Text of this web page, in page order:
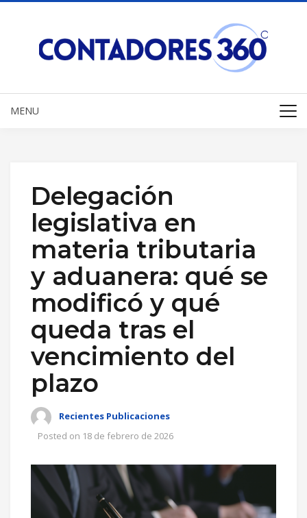
MENU
Delegación
legislativa en
materia tributaria
y aduanera: qué se
modificó y qué
queda tras el
vencimiento del
plazo
Recientes Publicaciones
Posted on 18 de febrero de 2026